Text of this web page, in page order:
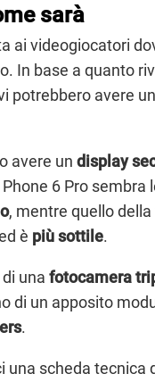
sarà
ai videogiocatori
In base a quanto
potrebbero avere un
avere un display
6 Pro sembra
, mentre quello
è più sottile.
una fotocamera
di un apposito
.
scheda tecnica